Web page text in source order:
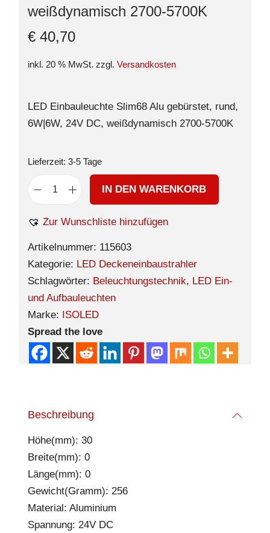
weißdynamisch 2700-5700K
€ 40,70
inkl. 20 % MwSt. zzgl. Versandkosten
LED Einbauleuchte Slim68 Alu gebürstet, rund,
6W|6W, 24V DC, weißdynamisch 2700-5700K
Lieferzeit: 3-5 Tage
IN DEN WARENKORB
Zur Wunschliste hinzufügen
Artikelnummer: 115603
Kategorie: LED Deckeneinbaustrahler
Schlagwörter: Beleuchtungstechnik, LED Ein-
und Aufbauleuchten
Marke: ISOLED
Spread the love
Beschreibung
Höhe(mm): 30
Breite(mm): 0
Länge(mm): 0
Gewicht(Gramm): 256
Material: Aluminium
Spannung: 24V DC